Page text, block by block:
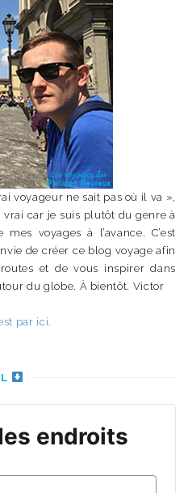
voyageur ne sait pas où il va »,
vrai car je suis plutôt du genre à
voyages à l’avance. C’est
de créer ce blog voyage afin
et de vous inspirer dans
du globe. À bientôt. Victor
par ici.